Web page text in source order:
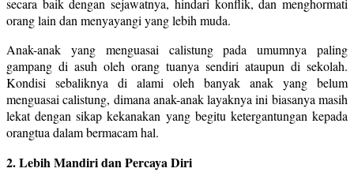
secara baik dengan sejawatnya, hindari konflik, dan menghormati
orang lain dan menyayangi yang lebih muda.
Anak-anak yang menguasai calistung pada umumnya paling
gampang di asuh oleh orang tuanya sendiri ataupun di sekolah.
Kondisi sebaliknya di alami oleh banyak anak yang belum
menguasai calistung, dimana anak-anak layaknya ini biasanya masih
lekat dengan sikap kekanakan yang begitu ketergantungan kepada
orangtua dalam bermacam hal.
2. Lebih Mandiri dan Percaya Diri